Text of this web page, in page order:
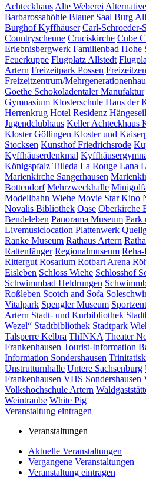
Achteckhaus Alte Weberei
Barbarossahöhle Blauer Saal Burg
Burghof Kyffhäuser Carl-Schroeder-
Countryscheune Cruciskirche Cube
Erlebnisbergwerk Familienbad Hohe
Feuerkuppe Flugplatz Allstedt
Artern Freizeitpark Possen
Freizeitzentrum/
Goethe Schokoladentaler Manufaktur
Gymnasium Klosterschule Haus der
Herrenkrug Hotel Residenz
Jugendclubhaus Keller Achteckhaus
Kloster Göllingen Kloster und
Stocksen Kunsthof Friedrichsrode
Kyffhäuserdenkmal
Königspfalz Tilleda La Rouge Lana
Marienkirche Sangerhausen
Bottendorf Mehrzweckhalle
Modellbahn Wiehe Movie Star Kino
Novalis Bibliothek Oase Oberkirche
Bendeleben Panorama Museum Park
Livemusiclocation Plattenwerk
Ranke Museum Rathaus Artern
Rattenfänger Regionalmuseum
Rittergut Rosarium Rotbart Arena
Eisleben Schloss Wiehe Schlosshof
Schwimmbad Heldrungen
Roßleben Scotch and Sofa
Vitalpark Spengler Museum
Artern Stadt- und Kurbibliothek
Wezel“ Stadtbibliothek Stadtpark
Talsperre Kelbra ThINKA Theater
Frankenhausen Tourist-Information
Information Sondershausen
Unstrutturnhalle Untere Sachsenburg
Frankenhausen VHS Sondershausen
Volkshochschule Artern
Weintraube White Pig
Veranstaltung eintragen
Veranstaltungen
Aktuelle Veranstaltungen
Vergangene Veranstaltungen
Veranstaltung eintragen